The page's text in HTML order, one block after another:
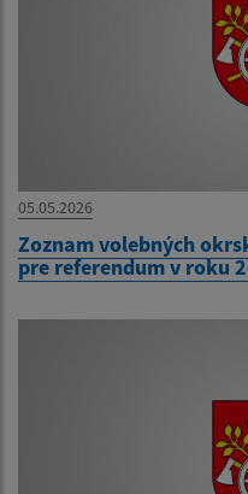
05.05.2026
Zoznam volebných
pre referendum v roku